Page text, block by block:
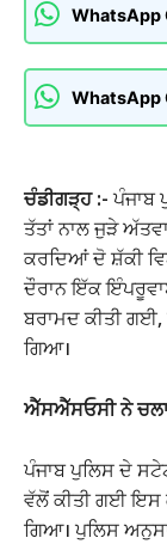
WhatsApp
WhatsApp
ਚੰਡੀਗੜ੍ਹ :-ਪੰਜਾਬ
ਤੱਤਾਂ ਨਾਲ ਜੁੜੇ
ਕਰਦਿਆਂ ਦੋ ਸ਼ੱਕੀ
ਦੌਰਾਨ ਇੱਕ
ਬਰਾਮਦ ਕੀਤੀ ਗਈ,
ਗਿਆ।
ਐੱਸਐੱਸਓਸੀ ਨੇ
ਪੰਜਾਬ ਪੁਲਿਸ ਦੇ
ਵੱਲੋਂ ਕੀਤੀ ਗਈ ਇਸ
ਗਿਆ। ਪੁਲਿਸ